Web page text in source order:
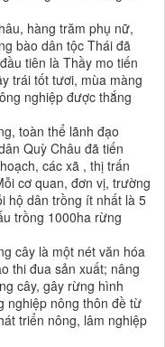
hàng trăm phụ nữ,
bào dân tộc Thái đã
tiên là Thầy mo tiến
trái tốt tươi, mùa màng
nghiệp được thắng
toàn thể lãnh đạo
Quỳ Châu đã tiến
các xã , thị trấn
cơ quan, đơn vị, trường
hộ dân trồng ít nhất là 5
trồng 1000ha rừng
cây là một nét văn hóa
thi đua sản xuất; nâng
cây, gây rừng hình
nghiệp nông thôn đề từ
triển nông, lâm nghiệp